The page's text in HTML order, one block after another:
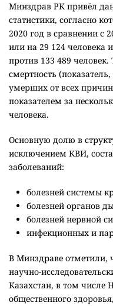
Минздрав РК привёл
статистики, согласно
2020 год в сравнении с
или на 29 124 человека
против 133 489
смертность
умерших от всех
показателем за
человека.
Основную долю в
исключением КВИ,
заболеваний:
болезней системы
болезней органов
болезней нервной
инфекционных и
В Минздраве отметили,
научно-
Казахстан, в том числе
общественного